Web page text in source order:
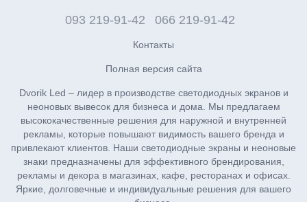
093 219-91-42 066 219-91-42
Контакты
Полная версия сайта
Dvorik Led – лидер в производстве светодиодных экранов и
неоновых вывесок для бизнеса и дома. Мы предлагаем
высококачественные решения для наружной и внутренней
рекламы, которые повышают видимость вашего бренда и
привлекают клиентов. Наши светодиодные экраны и неоновые
знаки предназначены для эффективного брендирования,
рекламы и декора в магазинах, кафе, ресторанах и офисах.
Яркие, долговечные и индивидуальные решения для вашего